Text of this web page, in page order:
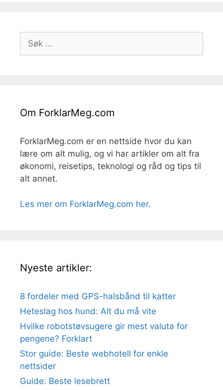
Søk
etter:
Om ForklarMeg.com
ForklarMeg.com er en nettside hvor du kan
lære om alt mulig, og vi har artikler om alt fra
økonomi, reisetips, teknologi og råd og tips til
alt annet.
Les mer om ForklarMeg.com her.
Nyeste artikler:
8 fordeler med GPS-halsbånd til katter
Heteslag hos hund: Alt du må vite
Hvilke robotstøvsugere gir mest valuta for
pengene? Forklart
Stor guide: Beste webhotell for enkle
nettsider
Guide: Beste lesebrett